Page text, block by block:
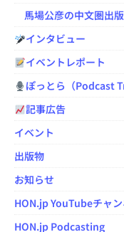
馬場公彦の中文圏出
インタビュー
イベントレポート
ぽっとら（Podcast
記事広告
イベント
出版物
お知らせ
HON.jp YouTubeチャ
HON.jp Podcasting